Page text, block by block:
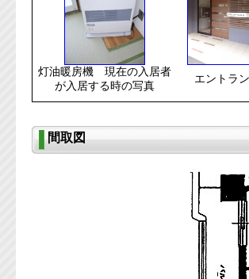
灯油暖房機 現在の入居者
が入居する時の写真
エントラ
間取図